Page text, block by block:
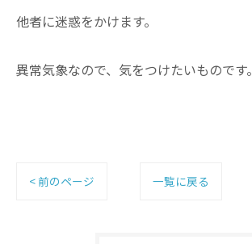
他者に迷惑をかけます。
異常気象なので、気をつけたいものです。
< 前のページ 一覧に戻る